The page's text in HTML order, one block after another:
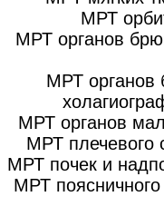
МРТ
МРТ органов
МРТ
МРТ органов
МРТ плечевого
МРТ почек и
МРТ